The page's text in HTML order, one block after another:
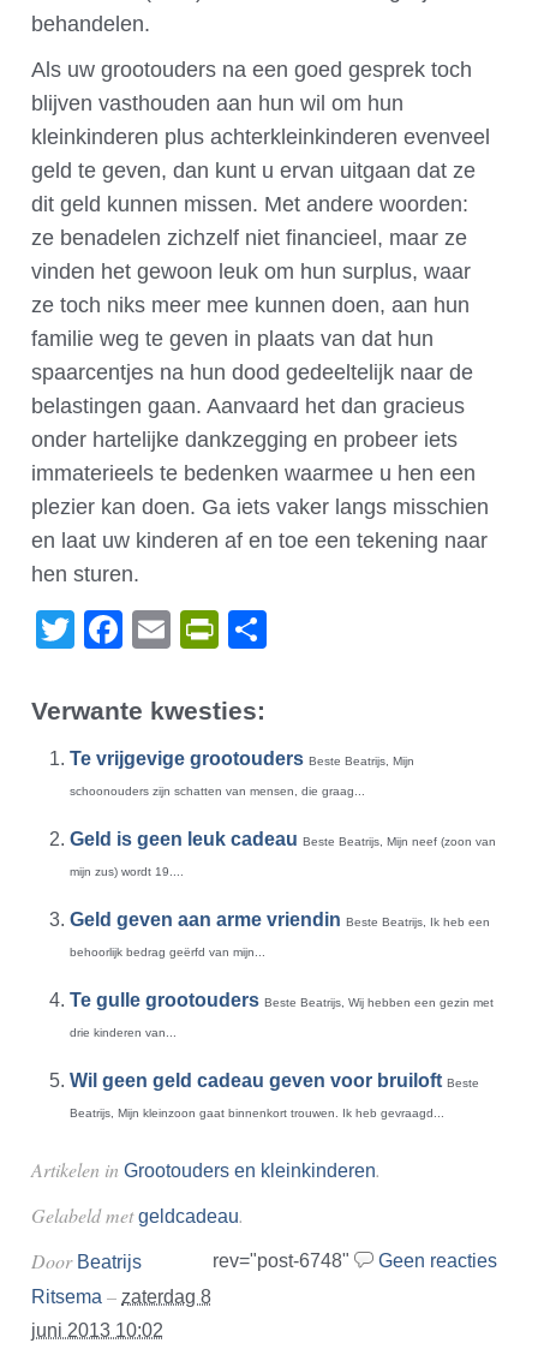
behandelen.
Als uw grootouders na een goed gesprek toch
blijven vasthouden aan hun wil om hun
kleinkinderen plus achterkleinkinderen evenveel
geld te geven, dan kunt u ervan uitgaan dat ze
dit geld kunnen missen. Met andere woorden:
ze benadelen zichzelf niet financieel, maar ze
vinden het gewoon leuk om hun surplus, waar
ze toch niks meer mee kunnen doen, aan hun
familie weg te geven in plaats van dat hun
spaarcentjes na hun dood gedeeltelijk naar de
belastingen gaan. Aanvaard het dan gracieus
onder hartelijke dankzegging en probeer iets
immaterieels te bedenken waarmee u hen een
plezier kan doen. Ga iets vaker langs misschien
en laat uw kinderen af en toe een tekening naar
hen sturen.
TwitterFacebook
EmailPrintFriendly
Verwante kwesties:
Te vrijgevige grootouders Beste Beatrijs, Mijn
schoonouders zijn schatten van mensen, die graag...
Geld is geen leuk cadeau Beste Beatrijs, Mijn neef (zoon van
mijn zus) wordt 19....
Geld geven aan arme vriendin Beste Beatrijs, Ik heb een
behoorlijk bedrag geërfd van mijn...
Te gulle grootouders Beste Beatrijs, Wij hebben een gezin met
drie kinderen van...
Wil geen geld cadeau geven voor bruiloft Beste
Beatrijs, Mijn kleinzoon gaat binnenkort trouwen. Ik heb gevraagd...
Artikelen in Grootouders en kleinkinderen.
Gelabeld metgeldcadeau.
rev="post-6748" Geen reacties
Door Beatrijs
Ritsema – zaterdag 8
juni 2013 10:02